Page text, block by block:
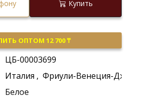
Купить
ОПТОМ 12 700 ₸
ЦБ-00003699
Италия , Фриули-Венеция-Джулия
Белое